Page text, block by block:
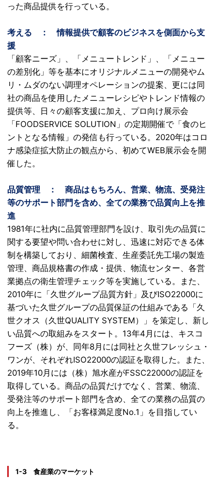
った商品提供を行っている。
考える ： 〇情報提供で顧客のビジネスを側面から支
援
「顧客ニーズ」、「メニュートレンド」、「メニュー
の差別化」等を基本にオリジナルメニューの開発やム
リ・ムダのない調理オペレーションの提案、更には同
社の商品を使用したメニューレシピやトレンド情報の
提供等、日々の顧客支援に加え、プロ向け展示会
「FOODSERVICE SOLUTION」の定期開催で「食のヒ
ントとなる情報」の発信も行っている。2020年はコロ
ナ感染症拡大防止の観点から、初めてWEB展示会を開
催した。
品質管理 ：
商品はもちろん、営業、物流、受発注
等のサポート部門を含め、全ての業務で品質向上を推
進
1981年に社内に品質管理部門を設け、取引先の品質に
関する要望や問い合わせに対し、迅速に対応できる体
制を構築しており、細菌検査、生産委託先工場の製造
管理、商品規格書の作成・提供、物流センター、各営
業拠点の衛生管理チェック等を実施している。また、
2010年に「久世グループ品質方針」及びISO22000に
基づいた久世グループの品質保証の仕組みである「久
世クオス（久世QUALITY SYSTEM）」を策定し、新し
い品質への取組みをスタート。13年4月には、キスコ
フーズ（株）が、同年8月には同社と久世フレッシュ・
ワンが、それぞれISO22000の認証を取得した。また、
2019年10月には（株）旭水産がFSSC22000の認証を
取得している。商品の品質だけでなく、営業、物流、
受発注等のサポート部門を含め、全ての業務の品質の
向上を推進し、「お客様満足度No.1」を目指してい
る。
1-3 食産業のマーケット